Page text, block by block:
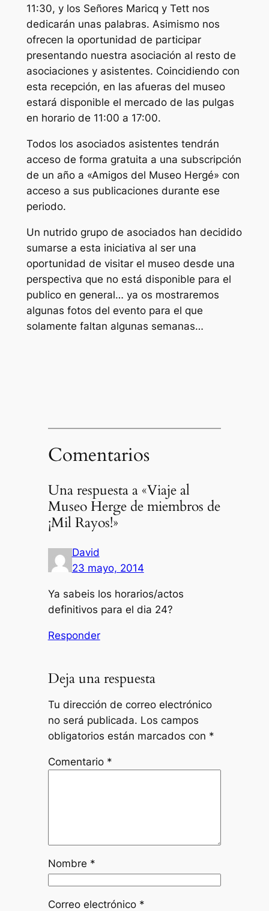
11:30, y los Señores Maricq y Tett nos
dedicarán unas palabras. Asimismo nos
ofrecen la oportunidad de participar
presentando nuestra asociación al resto de
asociaciones y asistentes. Coincidiendo con
esta recepción, en las afueras del museo
estará disponible el mercado de las pulgas
en horario de 11:00 a 17:00.
Todos los asociados asistentes tendrán
acceso de forma gratuita a una subscripción
de un año a «Amigos del Museo Hergé» con
acceso a sus publicaciones durante ese
periodo.
Un nutrido grupo de asociados han decidido
sumarse a esta iniciativa al ser una
oportunidad de visitar el museo desde una
perspectiva que no está disponible para el
publico en general… ya os mostraremos
algunas fotos del evento para el que
solamente faltan algunas semanas…
Comentarios
Una respuesta a «Viaje al
Museo Herge de miembros de
¡Mil Rayos!»
David
23 mayo, 2014
Ya sabeis los horarios/actos
definitivos para el dia 24?
Responder
Deja una respuesta
Tu dirección de correo electrónico
no será publicada. Los campos
obligatorios están marcados con *
Comentario *
Nombre *
Correo electrónico *